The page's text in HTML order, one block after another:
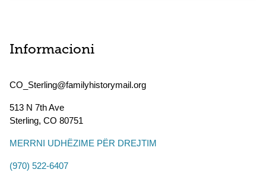
Informacioni
CO_Sterling@familyhistorymail.org
513 N 7th Ave
Sterling, CO 80751
MERRNI UDHËZIME PËR DREJTIM
(970) 522-6407